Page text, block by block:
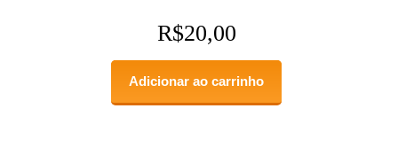
R$20,00
Adicionar ao carrinho